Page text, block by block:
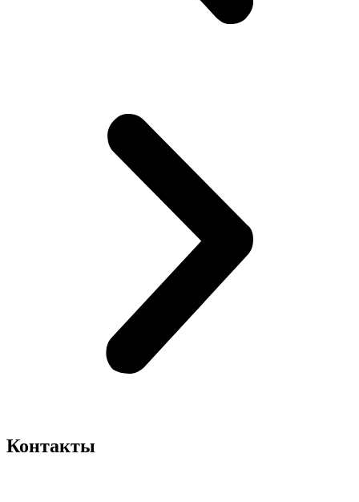
Контакты